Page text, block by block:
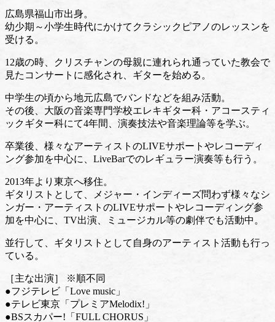
広島県福山市出身。
幼少期～小学生時代にかけてクラシックピアノのレッスンを
受ける。
12歳の時、クリスチャンの母親に連れられ通っていた教会で
見たコンサートに感化され、ギターを始める。
中学生の頃から地元広島でバンドなどを組み活動。
その後、大阪の音楽専門学校エレキギター科・アコースティ
ックギター科にて4年間、演奏技法や音楽理論等を学ぶ。
卒業後、様々なアーティストのLIVEサポートやレコーディ
ング参加を中心に、LiveBarでのレギュラー演奏等も行う。
2013年より東京へ移住。
ギタリストとして、メジャー・インディーズ問わず様々なシ
ンガー・アーティストのLIVEサポートやレコーディング参
加を中心に、TV出演、ミュージカル等の劇伴でも活動中。
並行して、ギタリストとして自身のアーティスト活動も行っ
ている。
［主な出演］ ※順不同
●フジテレビ「Love music」
●テレビ東京「プレミアMelodix!」
●BSスカパー!「FULL CHORUS」